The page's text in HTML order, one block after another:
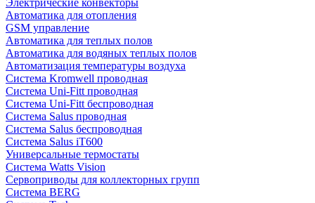
Автоматика для отопления
GSM управление
Автоматика для теплых полов
Автоматика для водяных теплых полов
Автоматизация температуры воздуха
Система Kromwell проводная
Система Uni-Fitt проводная
Система Uni-Fitt беспроводная
Система Salus проводная
Система Salus беспроводная
Система Salus iT600
Универсальные термостаты
Система Watts Vision
Сервоприводы для коллекторных групп
Система BERG